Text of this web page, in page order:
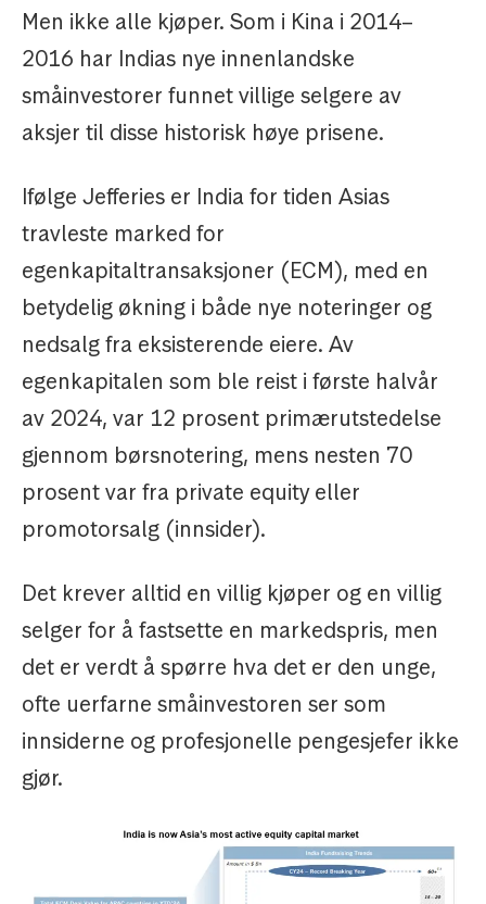
Men ikke alle kjøper. Som i Kina i 2014–
2016 har Indias nye innenlandske
småinvestorer funnet villige selgere av
aksjer til disse historisk høye prisene.
Ifølge Jefferies er India for tiden Asias
travleste marked for
egenkapitaltransaksjoner (ECM), med en
betydelig økning i både nye noteringer og
nedsalg fra eksisterende eiere. Av
egenkapitalen som ble reist i første halvår
av 2024, var 12 prosent primærutstedelse
gjennom børsnotering, mens nesten 70
prosent var fra private equity eller
promotorsalg (innsider).
Det krever alltid en villig kjøper og en villig
selger for å fastsette en markedspris, men
det er verdt å spørre hva det er den unge,
ofte uerfarne småinvestoren ser som
innsiderne og profesjonelle pengesjefer ikke
gjør.